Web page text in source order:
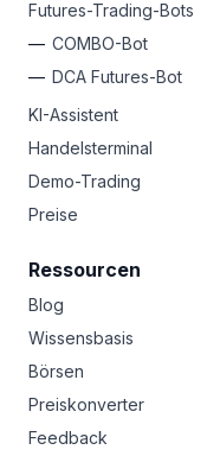
Futures-Trading-Bots
COMBO-Bot
DCA Futures-Bot
KI-Assistent
Handelsterminal
Demo-Trading
Preise
Ressourcen
Blog
Wissensbasis
Börsen
Preiskonverter
Feedback